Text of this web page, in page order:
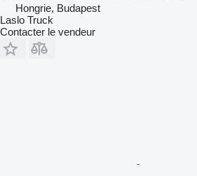
Hongrie, Budapest
Laslo Truck
Contacter le vendeur